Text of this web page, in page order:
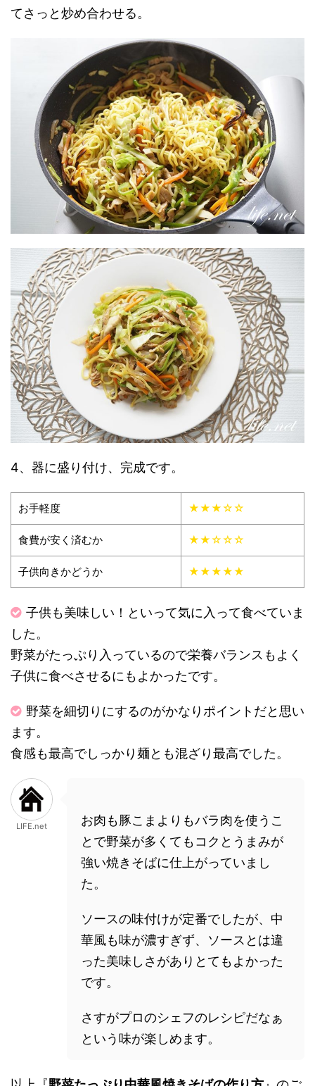
てさっと炒め合わせる。
4、器に盛り付け、完成です。
お手軽度 ★★★☆☆
食費が安く済むか ★★☆☆☆
子供向きかどうか ★★★★★
子供も美味しい！といって気に入って食べていま
した。
野菜がたっぷり入っているので栄養バランスもよく
子供に食べさせるにもよかったです。
野菜を細切りにするのがかなりポイントだと思い
ます。
食感も最高でしっかり麺とも混ざり最高でした。
LIFE.net
お肉も豚こまよりもバラ肉を使うこ
とで野菜が多くてもコクとうまみが
強い焼きそばに仕上がっていまし
た。
ソースの味付けが定番でしたが、中
華風も味が濃すぎず、ソースとは違
った美味しさがありとてもよかった
です。
さすがプロのシェフのレシピだなぁ
という味が楽しめます。